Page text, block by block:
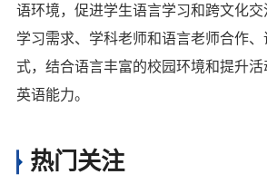
语环境，促进学生语言学习和跨文化
学习需求、学科老师和语言老师合作
式，结合语言丰富的校园环境和提升
英语能力。
热门关注